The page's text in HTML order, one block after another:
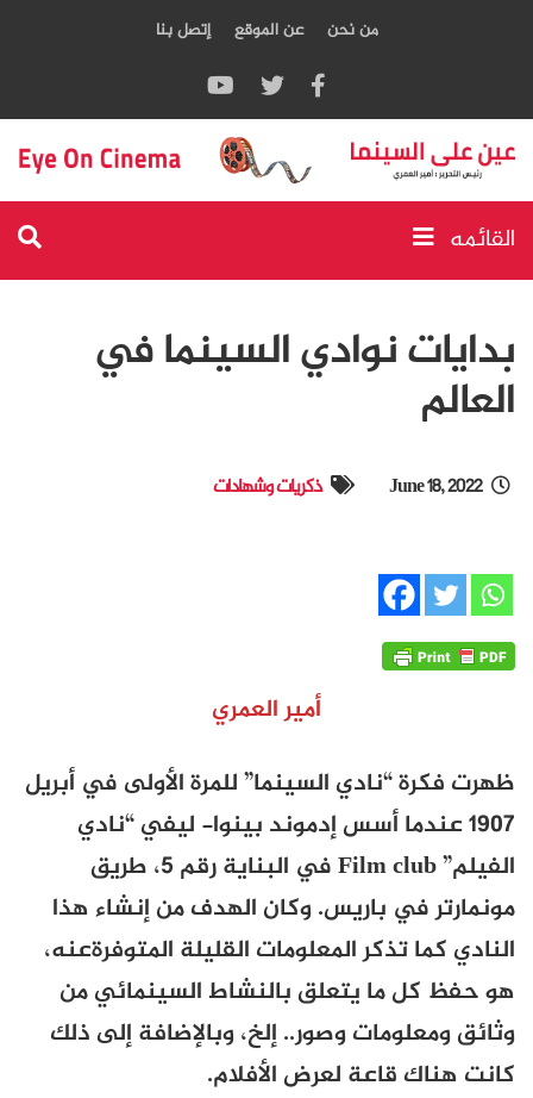
من نحن عن الموقع إتصل بنا
القائمه
بدايات نوادي السينما في
العالم
June 18, 2022 ذكريات وشهادات
أمير العمري
ظهرت فكرة “نادي السينما” للمرة الأولى في أبريل
1907 عندما أسس إدموند بينوا- ليفي “نادي
الفيلم” Film club في البناية رقم 5، طريق
مونمارتر في باريس. وكان الهدف من إنشاء هذا
النادي كما تذكر المعلومات القليلة المتوفرةعنه،
هو حفظ كل ما يتعلق بالنشاط السينمائي من
وثائق ومعلومات وصور.. إلخ، وبالإضافة إلى ذلك
كانت هناك قاعة لعرض الأفلام.